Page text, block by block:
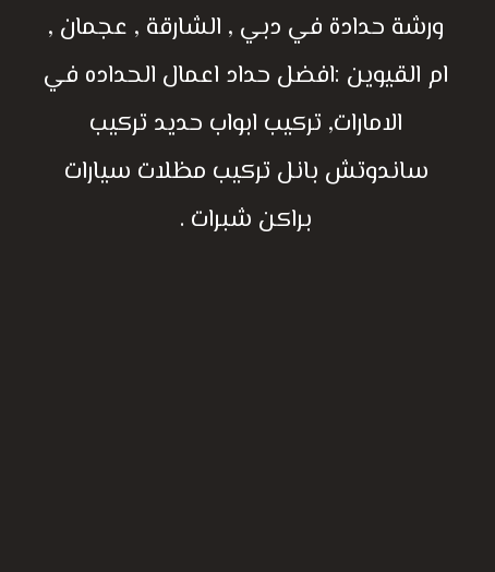
ورشة حدادة في دبي , الشارقة , عجمان ,
ام القيوين :افضل حداد اعمال الحداده في
الامارات, تركيب ابواب حديد تركيب
ساندوتش بانل تركيب مظلات سيارات
براكن شبرات .